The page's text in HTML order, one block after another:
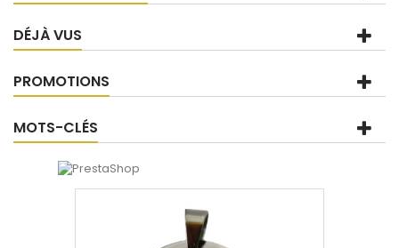
DÉJÀ VUS
PROMOTIONS
MOTS-CLÉS